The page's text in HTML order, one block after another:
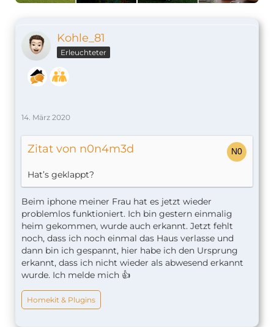
Kohle_81
Erleuchteter
14. März 2020
Zitat von n0n4m3d
Hat’s geklappt?
Beim iphone meiner Frau hat es jetzt wieder
problemlos funktioniert. Ich bin gestern einmalig
heim gekommen, wurde auch erkannt. Jetzt fehlt
noch, dass ich noch einmal das Haus verlasse und
dann bin ich gespannt, hier habe ich den Ursprung
erkannt, dass ich nicht wieder als abwesend erkannt
wurde. Ich melde mich 👍
Homekit & Plugins